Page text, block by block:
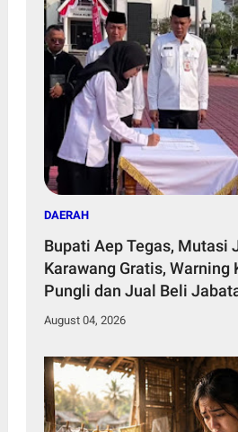
DAERAH
Bupati Aep Tegas, Mutasi
Karawang Gratis, Warning
Pungli dan Jual Beli
August 04, 2026